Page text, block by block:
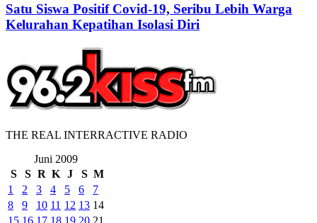
Satu Siswa Positif Covid-19, Seribu Lebih Warga
Kelurahan Kepatihan Isolasi Diri
THE REAL INTERRACTIVE RADIO
Juni 2009
S
S R K J S M
1
2 3 4 5 6
7
8
9 10 11 12 13 14